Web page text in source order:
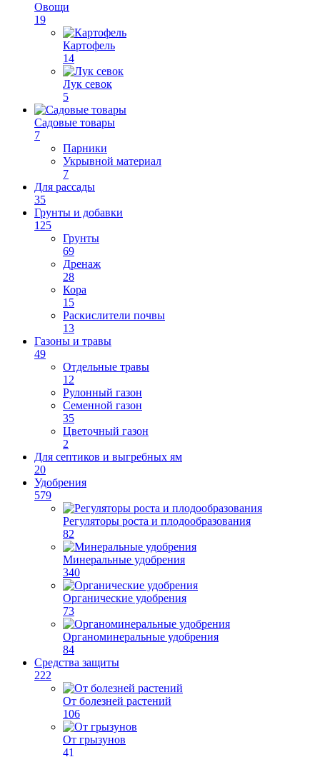
Овощи
19
Картофель
14
Лук севок
5
Садовые товары
7
Парники
Укрывной материал
7
Для рассады
35
Грунты и добавки
125
Грунты
69
Дренаж
28
Кора
15
Раскислители почвы
13
Газоны и травы
49
Отдельные травы
12
Рулонный газон
Семенной газон
35
Цветочный газон
2
Для септиков и выгребных ям
20
Удобрения
579
Регуляторы роста и плодообразования
82
Минеральные удобрения
340
Органические удобрения
73
Органоминеральные удобрения
84
Средства защиты
222
От болезней растений
106
От грызунов
41